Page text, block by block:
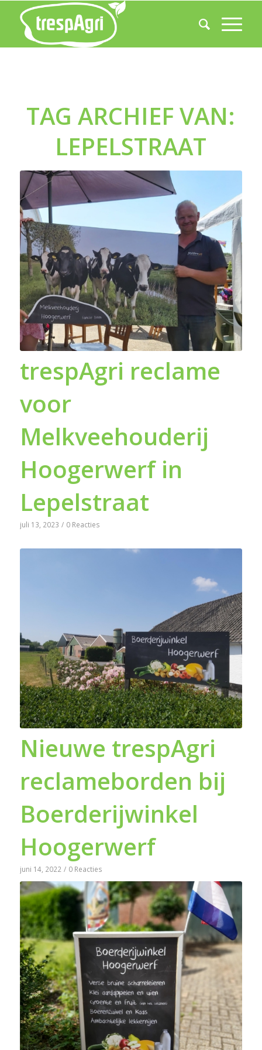
TAG ARCHIEF VAN:
LEPELSTRAAT
trespAgri reclame
voor
Melkveehouderij
Hoogerwerf in
Lepelstraat
juli 13, 2023 / 0 Reacties
Nieuwe trespAgri
reclameborden bij
Boerderijwinkel
Hoogerwerf
juni 14, 2022 / 0 Reacties